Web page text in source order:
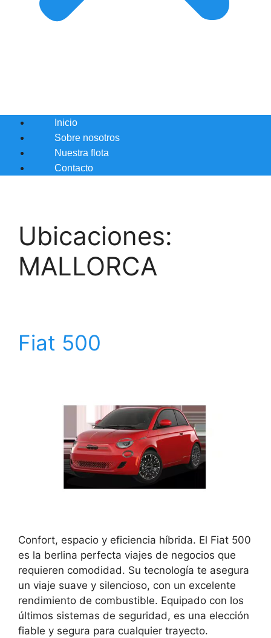
Inicio
Sobre nosotros
Nuestra flota
Contacto
Ubicaciones:
MALLORCA
Fiat 500
Confort, espacio y eficiencia híbrida. El Fiat 500
es la berlina perfecta viajes de negocios que
requieren comodidad. Su tecnología te asegura
un viaje suave y silencioso, con un excelente
rendimiento de combustible. Equipado con los
últimos sistemas de seguridad, es una elección
fiable y segura para cualquier trayecto.